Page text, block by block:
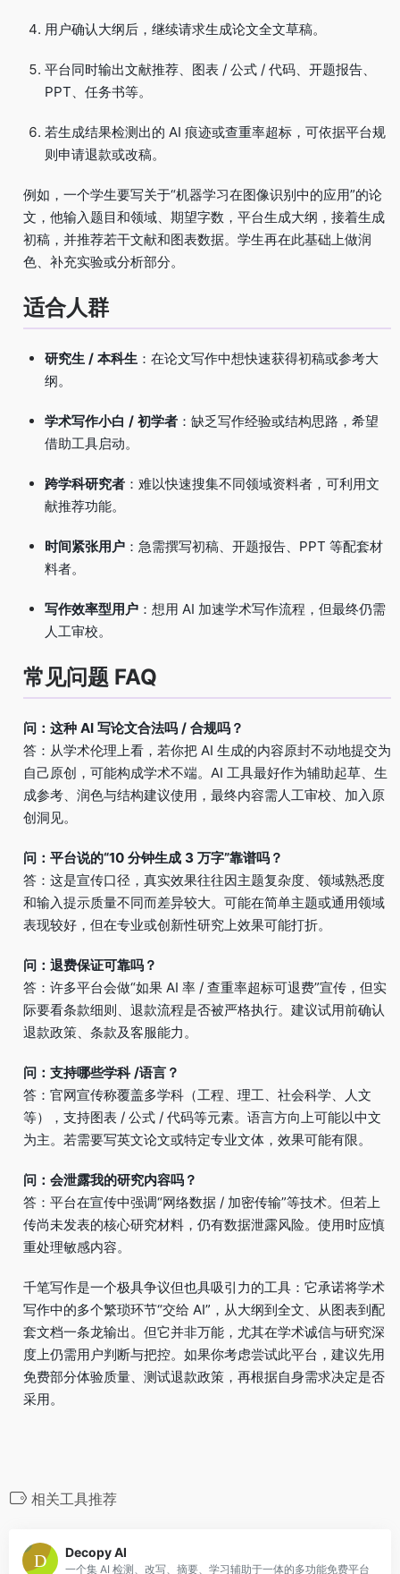
用户确认大纲后，继续请求生成论文全文草稿。
平台同时输出文献推荐、图表 / 公式 / 代码、开题报告、
PPT、任务书等。
若生成结果检测出的 AI 痕迹或查重率超标，可依据平台规
则申请退款或改稿。
例如，一个学生要写关于“机器学习在图像识别中的应用”的论
文，他输入题目和领域、期望字数，平台生成大纲，接着生成
初稿，并推荐若干文献和图表数据。学生再在此基础上做润
色、补充实验或分析部分。
适合人群
研究生 / 本科生 ：在论文写作中想快速获得初稿或参考大
纲。
学术写作小白 / 初学者 ：缺乏写作经验或结构思路，希望
借助工具启动。
跨学科研究者 ：难以快速搜集不同领域资料者，可利用文
献推荐功能。
时间紧张用户 ：急需撰写初稿、开题报告、PPT 等配套材
料者。
写作效率型用户 ：想用 AI 加速学术写作流程，但最终仍需
人工审校。
常见问题 FAQ
问：这种 AI 写论文合法吗 / 合规吗？
答：从学术伦理上看，若你把 AI 生成的内容原封不动地提交为
自己原创，可能构成学术不端。AI 工具最好作为辅助起草、生
成参考、润色与结构建议使用，最终内容需人工审校、加入原
创洞见。
问：平台说的“10 分钟生成 3 万字”靠谱吗？
答：这是宣传口径，真实效果往往因主题复杂度、领域熟悉度
和输入提示质量不同而差异较大。可能在简单主题或通用领域
表现较好，但在专业或创新性研究上效果可能打折。
问：退费保证可靠吗？
答：许多平台会做“如果 AI 率 / 查重率超标可退费”宣传，但实
际要看条款细则、退款流程是否被严格执行。建议试用前确认
退款政策、条款及客服能力。
问：支持哪些学科 /语言？
答：官网宣传称覆盖多学科（工程、理工、社会科学、人文
等），支持图表 / 公式 / 代码等元素。语言方向上可能以中文
为主。若需要写英文论文或特定专业文体，效果可能有限。
问：会泄露我的研究内容吗？
答：平台在宣传中强调“网络数据 / 加密传输”等技术。但若上
传尚未发表的核心研究材料，仍有数据泄露风险。使用时应慎
重处理敏感内容。
千笔写作是一个极具争议但也具吸引力的工具：它承诺将学术
写作中的多个繁琐环节“交给 AI”，从大纲到全文、从图表到配
套文档一条龙输出。但它并非万能，尤其在学术诚信与研究深
度上仍需用户判断与把控。如果你考虑尝试此平台，建议先用
免费部分体验质量、测试退款政策，再根据自身需求决定是否
采用。
相关工具推荐
Decopy AI
一个集 AI 检测、改写、摘要、学习辅助于一体的多功能免费平台